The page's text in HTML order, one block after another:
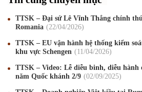
TTSK – Đại sứ Lê Vĩnh Thắng chính
Romania
22/04/2026
TTSK – EU vận hành hệ thống kiểm
khu vực Schengen
11/04/2026
TTSK – Video: Lễ diễu binh, diễu hành
năm Quốc khánh 2/9
02/09/2025